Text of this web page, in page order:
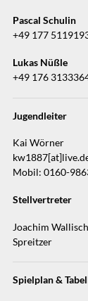
Pascal Schulin
+49 177
Lukas Nüßle
+49 176
Jugendleiter
Kai Wörner
Mobil: 0160-
Stellvertreter
Joachim
Spreitzer
Spielplan &